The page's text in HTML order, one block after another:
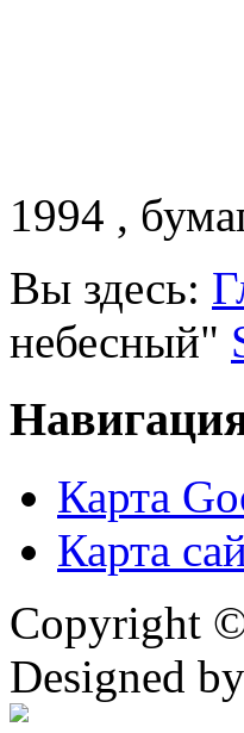
1994 ,
Вы здесь:
небесный"
Карта
Карта
Copyright
Designed by